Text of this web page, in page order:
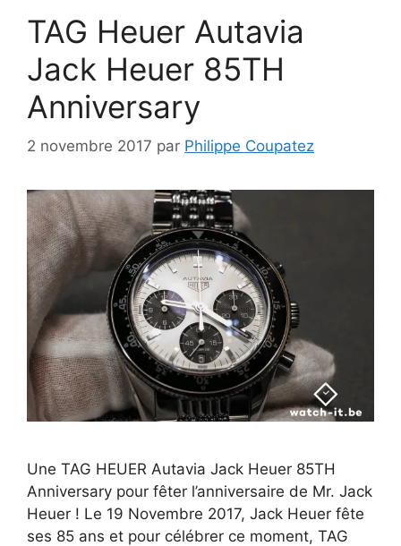
TAG Heuer Autavia
Jack Heuer 85TH
Anniversary
2 novembre 2017 par Philippe Coupatez
Une TAG HEUER Autavia Jack Heuer 85TH
Anniversary pour fêter l’anniversaire de Mr. Jack
Heuer ! Le 19 Novembre 2017, Jack Heuer fête
ses 85 ans et pour célébrer ce moment, TAG